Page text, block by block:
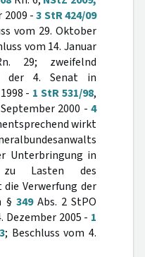
2009 -3 StR 424/09
vom 29. Oktober
vom 14. Januar
29; zweifelnd
der 4. Senat in
- 1 StR 531/98,
2000 -4
wirkt
Unterbringung in
zu Lasten des
Verwerfung der
§ 349Abs. 2 StPO
Dezember 2005 - 1
; Beschluss vom 4.